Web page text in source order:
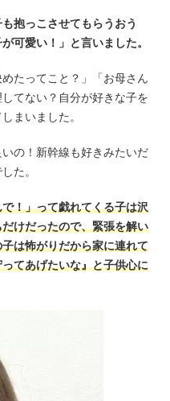
抱っこさせてもらうおう
可愛い！」と言いました。
たってこと？」「お母さん
てない？自分が好きな子を
まいました。
の！新幹線も好きみたいだ
た。
！」って戯れてくる子は沢
けだったので、緊張を解い
は怖がりだから家に連れて
てあげたいな』と子供心に